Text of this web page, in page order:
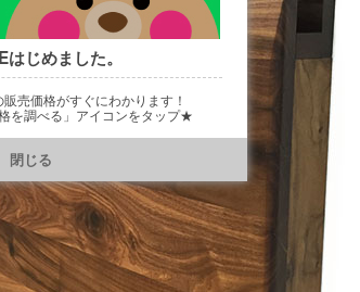
じめました。
売価格がすぐにわかります！
を調べる」アイコンをタップ★
R/ti/p/@901ptzjz
閉じる